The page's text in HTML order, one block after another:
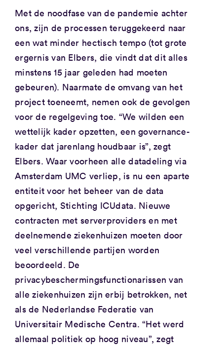
Met de noodfase van de pandemie achter
ons, zijn de processen teruggekeerd naar
een wat minder hectisch tempo (tot grote
ergernis van Elbers, die vindt dat dit alles
minstens 15 jaar geleden had moeten
gebeuren). Naarmate de omvang van het
project toeneemt, nemen ook de gevolgen
voor de regelgeving toe. “We wilden een
wettelijk kader opzetten, een governance-
kader dat jarenlang houdbaar is”, zegt
Elbers. Waar voorheen alle datadeling via
Amsterdam UMC verliep, is nu een aparte
entiteit voor het beheer van de data
opgericht, Stichting ICUdata. Nieuwe
contracten met serverproviders en met
deelnemende ziekenhuizen moeten door
veel verschillende partijen worden
beoordeeld. De
privacybeschermingsfunctionarissen van
alle ziekenhuizen zijn erbij betrokken, net
als de Nederlandse Federatie van
Universitair Medische Centra. “Het werd
allemaal politiek op hoog niveau”, zegt